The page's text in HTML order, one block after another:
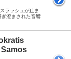
ラッシュが止ま
ぎ澄まされた音響